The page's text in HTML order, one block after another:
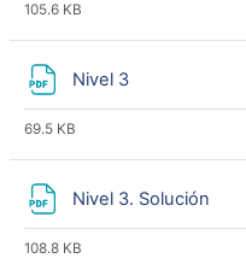
105.6 KB
Nivel 3
69.5 KB
Nivel 3. Solución
108.8 KB